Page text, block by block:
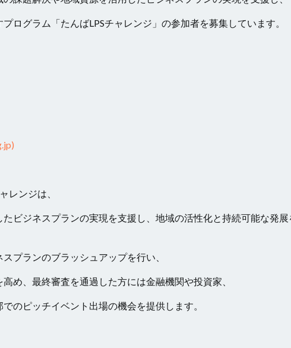
ログラム「たんばLPSチャレンジ」の参加者を募集しています。
レンジは、
ビジネスプランの実現を支援し、地域の活性化と持続可能な発展
プランのブラッシュアップを行い、
め、最終審査を通過した方には金融機関や投資家、
のピッチイベント出場の機会を提供します。